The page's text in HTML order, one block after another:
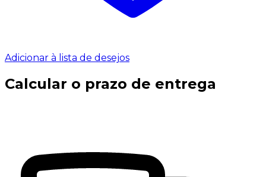
Adicionar à lista de desejos
Calcular o prazo de entrega